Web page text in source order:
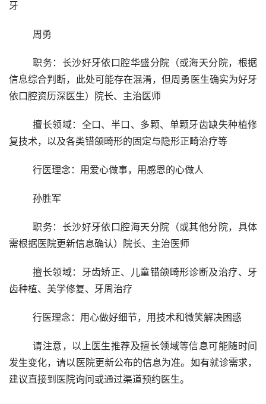
牙
	周勇
	职务：长沙好牙依口腔华盛分院（或海天分院，根据
信息综合判断，此处可能存在混淆，但周勇医生确实为好牙
依口腔资历深医生）院长、主治医师
	擅长领域：全口、半口、多颗、单颗牙齿缺失种植修
复技术，以及各类错颌畸形的固定与隐形正畸治疗等
	行医理念：用爱心做事，用感恩的心做人
	孙胜军
	职务：长沙好牙依口腔海天分院（或其他分院，具体
需根据医院更新信息确认）院长、主治医师
	擅长领域：牙齿矫正、儿童错颌畸形诊断及治疗、牙
齿种植、美学修复、牙周治疗
	行医理念：用心做好细节，用技术和微笑解决困惑
	请注意，以上医生推荐及擅长领域等信息可能随时间
发生变化，请以医院更新公布的信息为准。如有就诊需求，
建议直接到医院询问或通过渠道预约医生。